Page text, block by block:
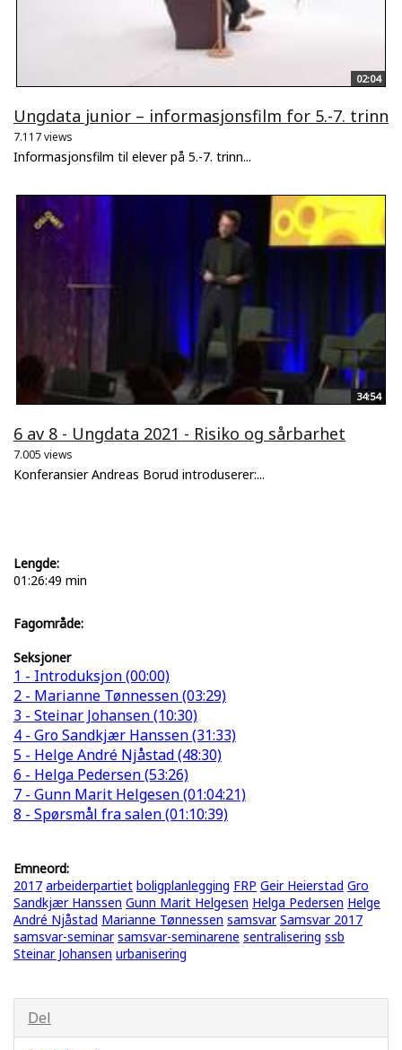
02:04
Ungdata junior – informasjonsfilm for 5.-7. trinn
7.117 views
Informasjonsfilm til elever på 5.-7. trinn...
34:54
6 av 8 - Ungdata 2021 - Risiko og sårbarhet
7.005 views
Konferansier Andreas Borud introduserer:...
Lengde:
01:26:49 min
Fagområde:
Seksjoner
1 - Introduksjon (00:00)
2 - Marianne Tønnessen (03:29)
3 - Steinar Johansen (10:30)
4 - Gro Sandkjær Hanssen (31:33)
5 - Helge André Njåstad (48:30)
6 - Helga Pedersen (53:26)
7 - Gunn Marit Helgesen (01:04:21)
8 - Spørsmål fra salen (01:10:39)
Emneord:
2017 arbeiderpartiet boligplanlegging FRP Geir Heierstad Gro
Sandkjær Hanssen Gunn Marit Helgesen Helga Pedersen Helge
André Njåstad Marianne Tønnessen samsvar Samsvar 2017
samsvar-seminar samsvar-seminarene sentralisering ssb
Steinar Johansen urbanisering
Del